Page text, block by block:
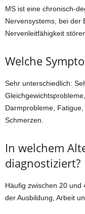
MS ist eine chronisch-
Nervensystems, bei der
Nervenleitfähigkeit
Welche
Sehr unterschiedlich:
Darmprobleme,
Schmerzen.
In welchem
diagnostiziert?
Häufig zwischen 20 und
der Ausbildung, Arbeit